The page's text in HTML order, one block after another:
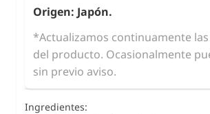
Origen: Japón.
*Actualizamos continuamente
del producto. Ocasionalmente
sin previo aviso.
Ingredientes: